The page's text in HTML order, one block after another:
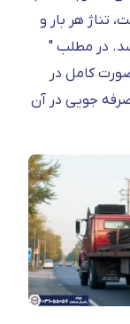
تناژ هر بار و
در مطلب "
کامل در
جویی در آن